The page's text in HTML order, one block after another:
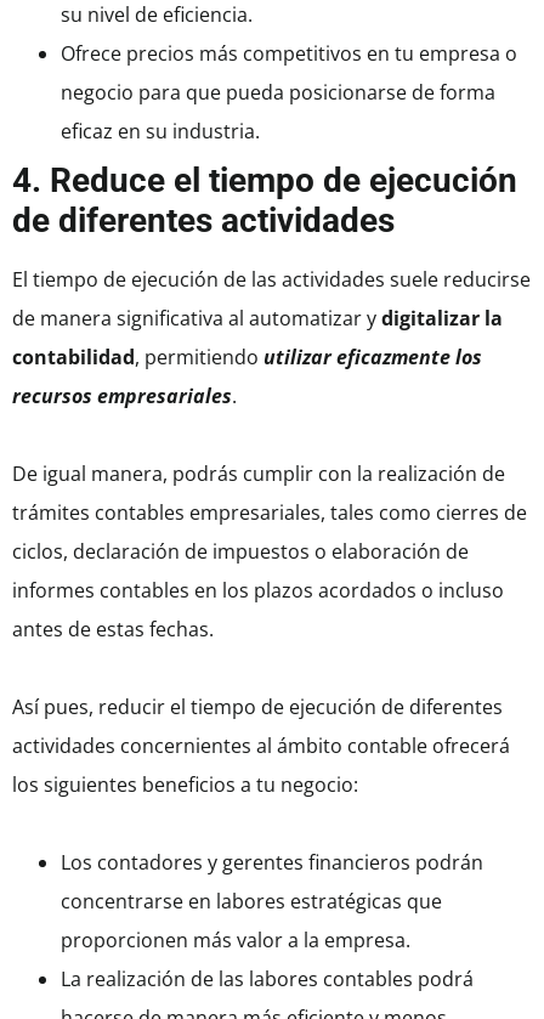
su nivel de eficiencia.
Ofrece precios más competitivos en tu empresa o
negocio para que pueda posicionarse de forma
eficaz en su industria.
4. Reduce el tiempo de ejecución
de diferentes actividades
El tiempo de ejecución de las actividades suele reducirse
de manera significativa al automatizar ydigitalizar la
contabilidad, permitiendo utilizar eficazmente los
recursos empresariales.
De igual manera, podrás cumplir con la realización de
trámites contables empresariales, tales como cierres de
ciclos, declaración de impuestos o elaboración de
informes contables en los plazos acordados o incluso
antes de estas fechas.
Así pues, reducir el tiempo de ejecución de diferentes
actividades concernientes al ámbito contable ofrecerá
los siguientes beneficios a tu negocio:
Los contadores y gerentes financieros podrán
concentrarse en labores estratégicas que
proporcionen más valor a la empresa.
La realización de las labores contables podrá